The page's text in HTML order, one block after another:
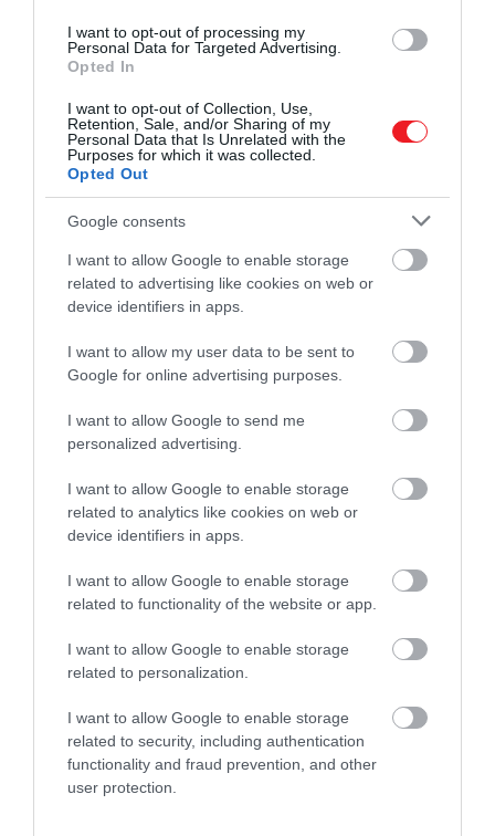
I want to opt-out of processing my
Personal Data for Targeted Advertising.
Opted In
I want to opt-out of Collection, Use,
Retention, Sale, and/or Sharing of my
Personal Data that Is Unrelated with the
Purposes for which it was collected.
Opted Out
Google consents
I want to allow Google to enable storage
related to advertising like cookies on web or
device identifiers in apps.
I want to allow my user data to be sent to
Google for online advertising purposes.
I want to allow Google to send me
personalized advertising.
I want to allow Google to enable storage
related to analytics like cookies on web or
device identifiers in apps.
I want to allow Google to enable storage
related to functionality of the website or app.
I want to allow Google to enable storage
related to personalization.
I want to allow Google to enable storage
related to security, including authentication
functionality and fraud prevention, and other
user protection.
Anita Stelmasiuk (@anita_stelmasiuk) által megosztott bejegyzés
Kurt Cobain
kordokumentumok.
frontembere a 20.
alakja lett, miközben egész pályája tele volt
feszültséggel. Egyszerre volt ösztönös dalszerző, a
punkok világából érkező kívülálló, MTV-korszakos sztár
és olyan ember, aki egyre nehezebben viselte azt a
figyelmet, amelyet éppen a saját zenéjének
dalszövegvázlatai és töredékei
zavarba ejtően közel
visznek hozzá. Helyenként dühösek, máshol
vagy éppen meglepően sebezhetők, és ami a
legérdekesebb, hogy közben kirajzolódik belőlük
generáció hangja is.
Szofja Tolsztaja naplói